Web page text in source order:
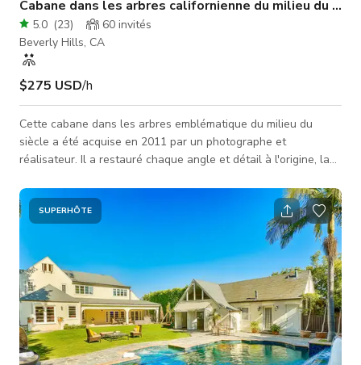
Cabane dans les arbres californienne du milieu du
5.0 (23) 60 invités
Beverly Hills, CA
$275 USD/h
Cette cabane dans les arbres emblématique du milieu du
siècle a été acquise en 2011 par un photographe et
réalisateur. Il a restauré chaque angle et détail à l'origine, la
organiques de la maison remplissent l'âme de chaleur et
incarnent l'esprit d'un style de vie décontracté californien.
L'inspiration pour la refonte de la maison vient de l'amour du
propriétaire pour le design du milieu du siècle et de son
intérêt pour
SUPERHÔTE